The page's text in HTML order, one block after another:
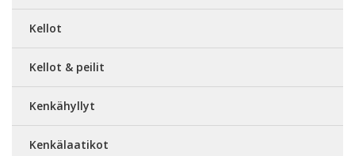
Kellot
Kellot & peilit
Kenkähyllyt
Kenkälaatikot